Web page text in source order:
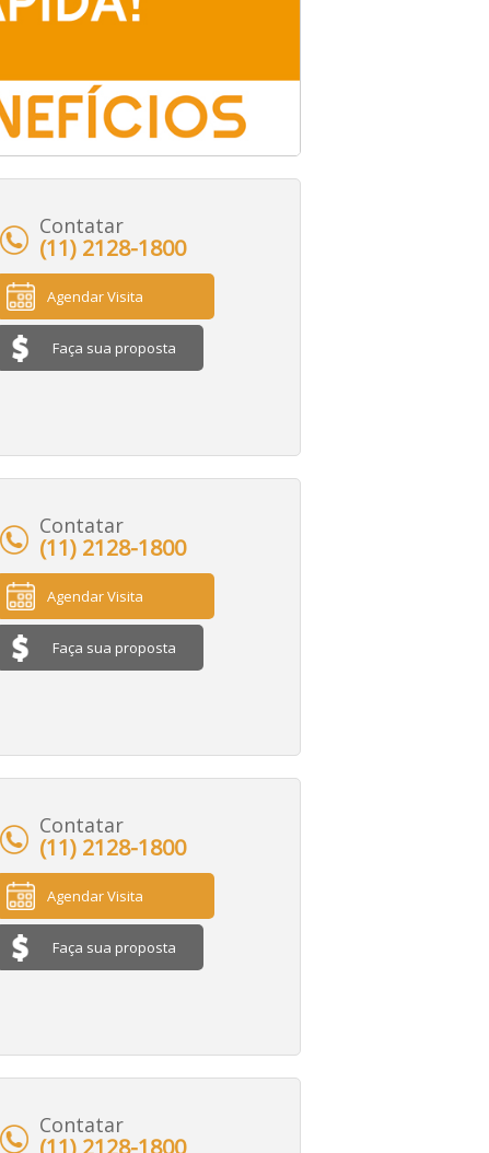
Contatar
(11) 2128-1800
Agendar Visita
Faça sua proposta
Contatar
(11) 2128-1800
Agendar Visita
Faça sua proposta
Contatar
(11) 2128-1800
Agendar Visita
Faça sua proposta
Contatar
(11) 2128-1800